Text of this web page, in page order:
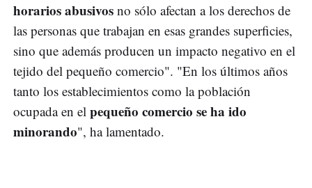
horarios abusivos no sólo afectan a los derechos de
las personas que trabajan en esas grandes superficies,
sino que además producen un impacto negativo en el
tejido del pequeño comercio". "En los últimos años
tanto los establecimientos como la población
ocupada en el pequeño comercio se ha ido
minorando", ha lamentado.